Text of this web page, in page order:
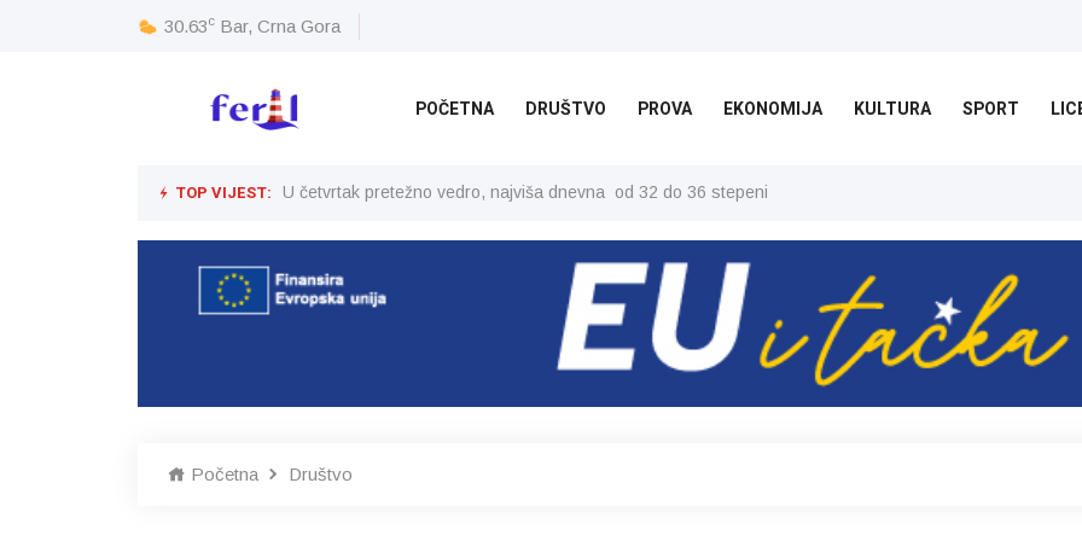
30.63c Bar, Crna Gora
POČETNA DRUŠTVO PROVA EKONOMIJA KULTURA SPORT
TOP VIJEST: U četvrtak pretežno vedro, najviša dnevna od 32 do 36 stepeni
Početna Društvo